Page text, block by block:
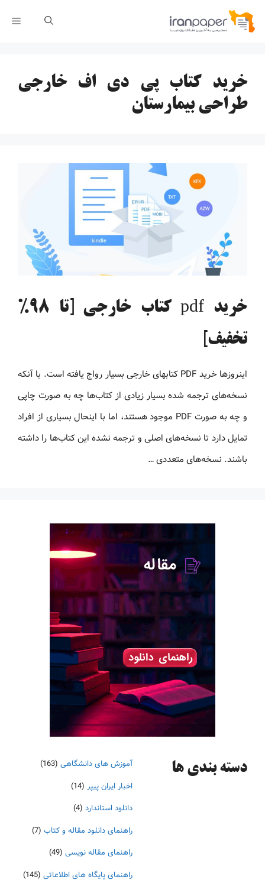
پرش
خرید کتاب پی دی اف خارجی
طراحی بیمارستان
خرید pdf کتاب خارجی [تا 98%
تخفیف]
اینروزها خرید PDF کتاب‎های خارجی بسیار رواج یافته است. با آنکه
نسخه‌های ترجمه شده بسیار زیادی از کتاب‌ها چه به صورت چاپی
و چه به صورت PDF موجود هستند، اما با اینحال بسیاری از افراد
تمایل دارد تا نسخه‌های اصلی و ترجمه نشده این کتاب‌ها را داشته
باشند. نسخه‌های متعددی …
دسته‌ بندی ها آموزش های دانشگاهی (163)
اخبار ایران پیپر (14)
دانلود استاندارد (4)
راهنمای دانلود مقاله و کتاب (7)
راهنمای مقاله نویسی (49)
راهنمای پایگاه های اطلاعاتی (145)